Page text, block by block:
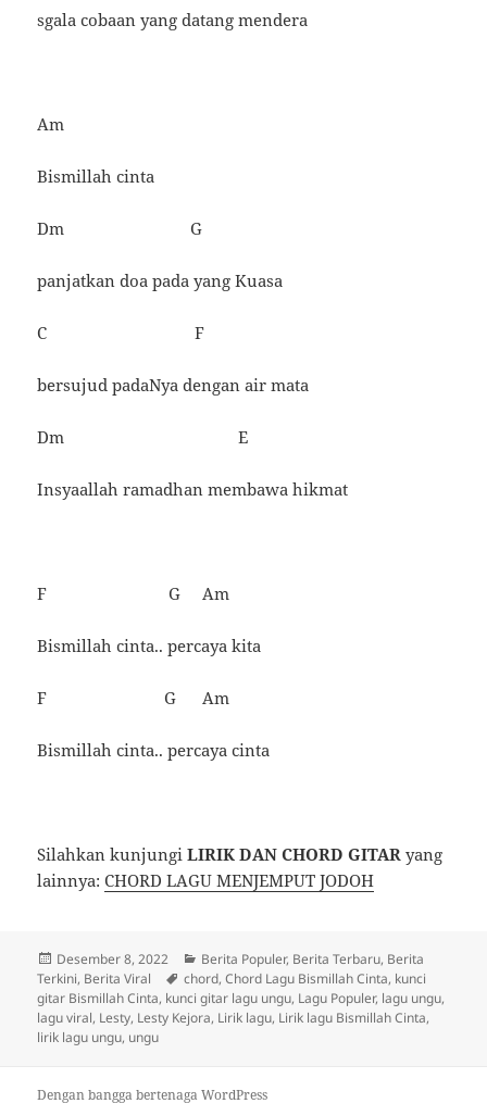
sgala cobaan yang datang mendera
Am
Bismillah cinta
Dm G
panjatkan doa pada yang Kuasa
C F
bersujud padaNya dengan air mata
Dm E
Insyaallah ramadhan membawa hikmat
F G Am
Bismillah cinta.. percaya kita
F G Am
Bismillah cinta.. percaya cinta
Silahkan kunjungiLIRIK DAN CHORD GITAR yang
lainnya:CHORD LAGU MENJEMPUT JODOH
Diposkan
pada
Desember 8, 2022 Kategori
Berita Populer, Berita Terbaru, Berita
Terkini, Berita Viral Tag
chord,Chord Lagu Bismillah Cinta, kunci
gitar Bismillah Cinta, kunci gitar lagu ungu, Lagu Populer, lagu ungu,
lagu viral, Lesty, Lesty Kejora, Lirik lagu, Lirik lagu Bismillah Cinta,
lirik lagu ungu, ungu
Dengan bangga bertenaga WordPress